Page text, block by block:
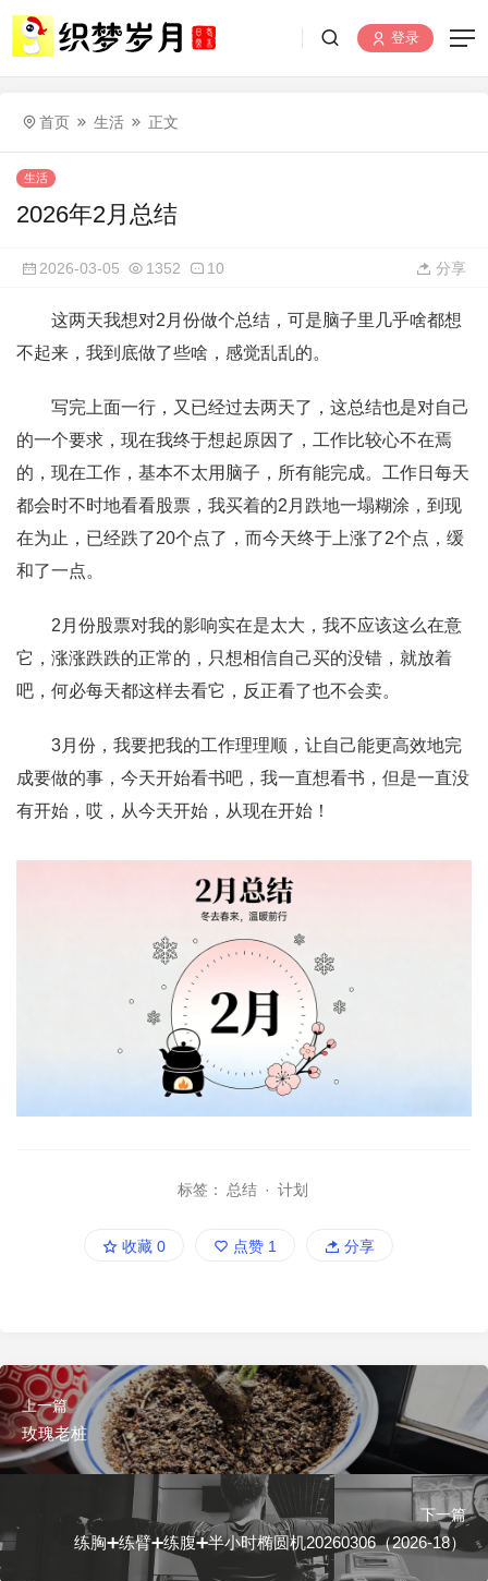
登录
首页 生活 正文
生活
2026年2月总结
2026-03-05 1352 10 分享
这两天我想对2月份做个总结，可是脑子里几乎啥都想
不起来，我到底做了些啥，感觉乱乱的。
写完上面一行，又已经过去两天了，这总结也是对自己
的一个要求，现在我终于想起原因了，工作比较心不在焉
的，现在工作，基本不太用脑子，所有能完成。工作日每天
都会时不时地看看股票，我买着的2月跌地一塌糊涂，到现
在为止，已经跌了20个点了，而今天终于上涨了2个点，缓
和了一点。
2月份股票对我的影响实在是太大，我不应该这么在意
它，涨涨跌跌的正常的，只想相信自己买的没错，就放着
吧，何必每天都这样去看它，反正看了也不会卖。
3月份，我要把我的工作理理顺，让自己能更高效地完
成要做的事，今天开始看书吧，我一直想看书，但是一直没
有开始，哎，从今天开始，从现在开始！
标签： 总结 · 计划
收藏 0 点赞 1 分享
上一篇
玫瑰老桩
下一篇
练胸➕练臂➕练腹➕半小时椭圆机20260306（2026-18）